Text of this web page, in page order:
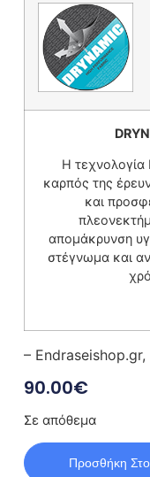
Η τεχνολογία
καρπός της
και
απομάκρυνση
στέγνωμα και
–
90.00€
Σε απόθεμα
Προσθήκη